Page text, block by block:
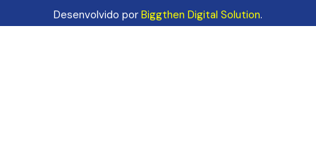
Desenvolvido por Biggthen Digital Solution.